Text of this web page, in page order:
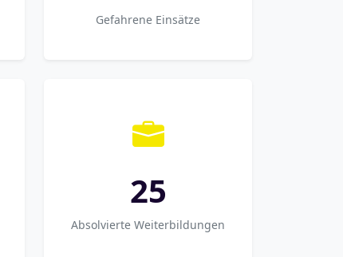
Gefahrene Einsätze
25
Absolvierte Weiterbildungen